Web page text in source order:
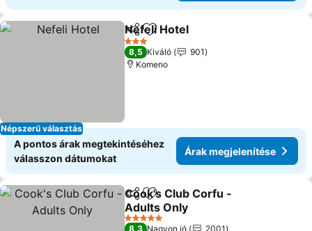
Népszerű választás
Megosztás
Hozzáadás a kedvencekhez
Nefeli Hotel
3 Kategória
8,5 Kiváló
901
Komeno
A pontos árak megtekintéséhez
válasszon dátumokat
Árak megjelenítése
Megosztás
Hozzáadás a kedvencekhez
Cook's Club Corfu -
Adults Only
Árak megjelenítése
5 Kategória
8,3 Nagyon jó
2001